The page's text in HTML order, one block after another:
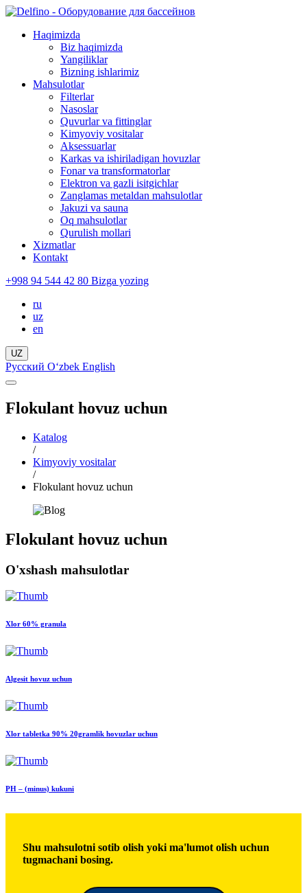
Haqimizda
Biz haqimizda
Yangiliklar
Bizning ishlarimiz
Mahsulotlar
Filterlar
Nasoslar
Quvurlar va fittinglar
Kimyoviy vositalar
Aksessuarlar
Karkas va ishiriladigan hovuzlar
Fonar va transformatorlar
Elektron va gazli isitgichlar
Zanglamas metaldan mahsulotlar
Jakuzi va sauna
Oq mahsulotlar
Qurulish mollari
Xizmatlar
Kontakt
+998 94 544 42 80 Bizga yozing
ru
uz
en
UZ
Русский Oʻzbek English
Flokulant hovuz uchun
Katalog
/
Kimyoviy vositalar
/
Flokulant hovuz uchun
Flokulant hovuz uchun
O'xshash mahsulotlar
Xlor 60% granula
Algesit hovuz uchun
Xlor tabletka 90% 20gramlik hovuzlar uchun
PH – (minus) kukuni
Shu mahsulotni sotib olish yoki ma'lumot olish uchun
tugmachani bosing.